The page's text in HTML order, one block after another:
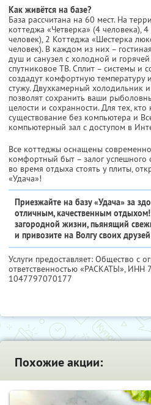
Как живётся на базе?
База рассчитана на 60 мест. На
коттеджа «Четверка» (4 человека),
человек), 2 Коттеджа «Шестерка
человек). В каждом из них –
душ и санузел с холодной и
спутниковое ТВ. Сплит – системы и
создадут комфортную
стужу. Двухкамерный холодильник
позволят сохранить ваши
целости и сохранности. Для тех,
существование без компьютера и
компьютерный зал с доступом в
Все коттеджы оснащены
комфортный быт – залог успешного
во время отдыха стоять у плиты,
«Удача»!
Приезжайте на базу «Удача» за
отличным, качественным
загородной жизни, пьянящий
и привозите на Волгу своих
Услуги предоставляет: Общество с
ответственностью «РАСКАТЫ», ИНН
1047797070177
Похожие акции: